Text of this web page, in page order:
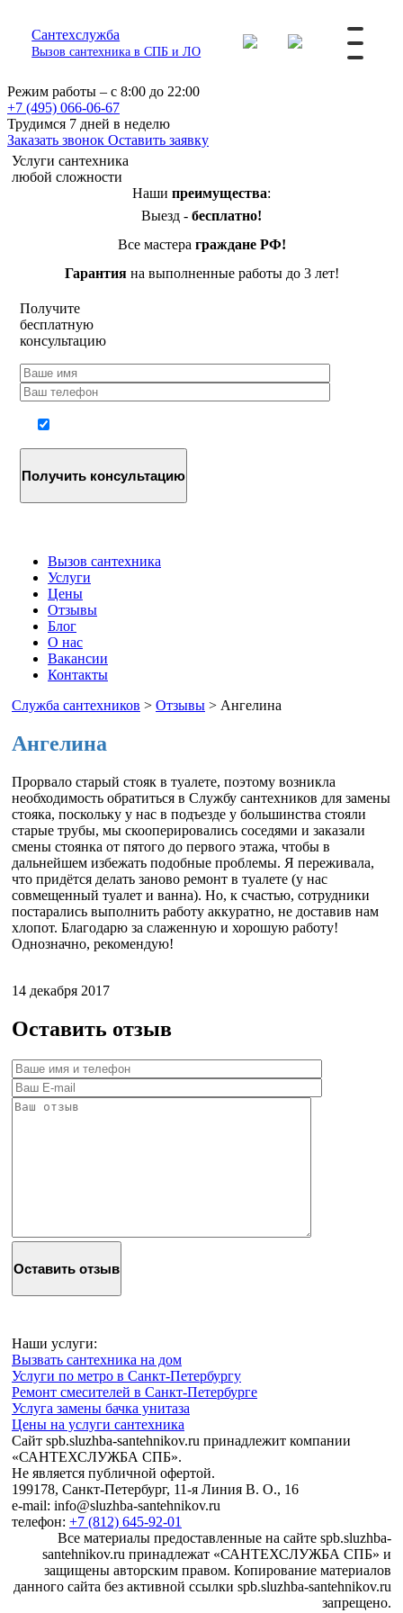
Сантехслужба
Вызов сантехника в СПБ и ЛО
Режим работы – с 8:00 до 22:00
+7 (495) 066-06-67
Трудимся 7 дней в неделю
Заказать звонок Оставить заявку
Услуги сантехника
любой сложности
Наши преимущества:
Выезд - бесплатно!
Все мастера граждане РФ!
Гарантияна выполненные работы до 3 лет!
Получите
бесплатную
консультацию
Вызов сантехника
Услуги
Цены
Отзывы
Блог
О нас
Вакансии
Контакты
Служба сантехников > Отзывы > Ангелина
Ангелина
Прорвало старый стояк в туалете, поэтому возникла
необходимость обратиться в Службу сантехников для замены
стояка, поскольку у нас в подъезде у большинства стояли
старые трубы, мы скооперировались соседями и заказали
смены стоянка от пятого до первого этажа, чтобы в
дальнейшем избежать подобные проблемы. Я переживала,
что придётся делать заново ремонт в туалете (у нас
совмещенный туалет и ванна). Но, к счастью, сотрудники
постарались выполнить работу аккуратно, не доставив нам
хлопот. Благодарю за слаженную и хорошую работу!
Однозначно, рекомендую!
14 декабря 2017
Оставить отзыв
Наши услуги:
Вызвать сантехника на дом
Услуги по метро в Санкт-Петербургу
Ремонт смесителей в Санкт-Петербурге
Услуга замены бачка унитаза
Цены на услуги сантехника
Сайт spb.sluzhba-santehnikov.ru принадлежит компании
«САНТЕХСЛУЖБА СПБ».
Не является публичной офертой.
199178, Санкт-Петербург, 11-я Линия В. О., 16
e-mail: info@sluzhba-santehnikov.ru
телефон: +7 (812) 645-92-01
Все материалы предоставленные на сайте spb.sluzhba-
santehnikov.ru принадлежат «САНТЕХСЛУЖБА СПБ» и
защищены авторским правом. Копирование материалов
данного сайта без активной ссылки spb.sluzhba-santehnikov.ru
запрещено.